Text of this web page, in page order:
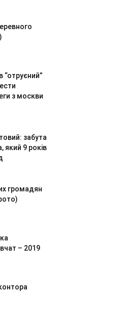
“отруєний”
з москви
забута
який 9 років
громадян
– 2019